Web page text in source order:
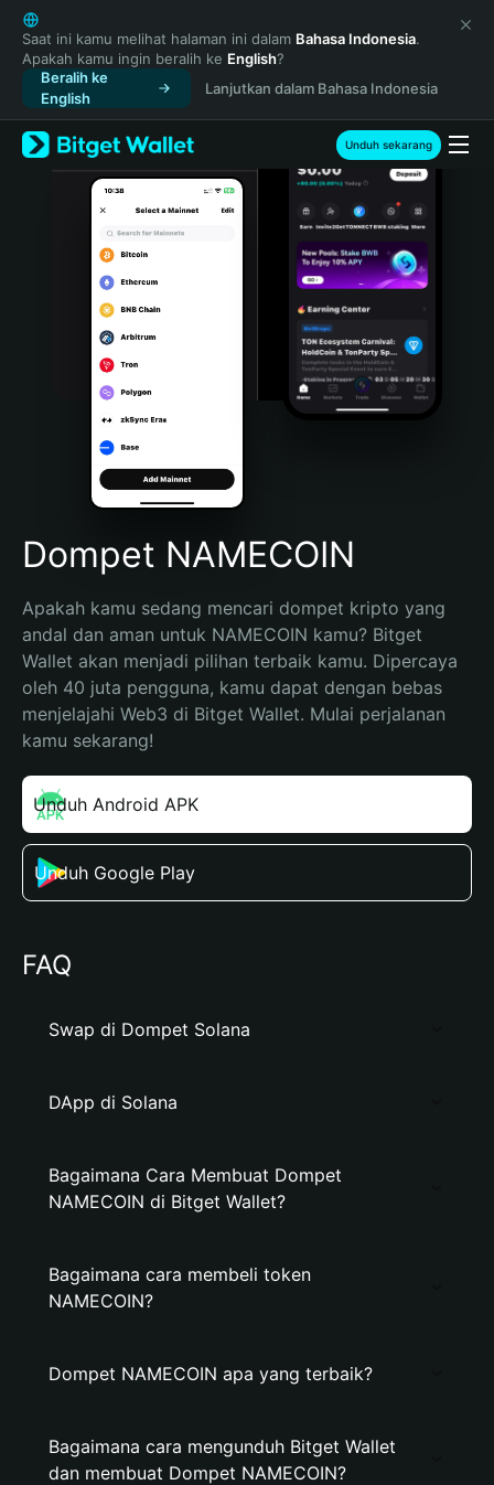
English
日本語
Tiếng Việt
Русский
Español (Latinoamérica)
Türkçe
Italiano
Português (Portugal)
Bahasa Indonesia
Português (Brasil)
Español (Argentina)
Saat ini kamu melihat halaman ini dalam Bahasa Indonesia.
Apakah kamu ingin beralih ke English?
Beralih ke
English
Lanjutkan dalam Bahasa Indonesia
Unduh sekarang
Dompet NAMECOIN
Apakah kamu sedang mencari dompet kripto yang
andal dan aman untuk NAMECOIN kamu? Bitget
Wallet akan menjadi pilihan terbaik kamu. Dipercaya
oleh 40 juta pengguna, kamu dapat dengan bebas
menjelajahi Web3 di Bitget Wallet. Mulai perjalanan
kamu sekarang!
Unduh Android APK
Unduh Google Play
FAQ
Swap di Dompet Solana
DApp di Solana
Bagaimana Cara Membuat Dompet
NAMECOIN di Bitget Wallet?
Bagaimana cara membeli token
NAMECOIN?
Dompet NAMECOIN apa yang terbaik?
Bagaimana cara mengunduh Bitget Wallet
dan membuat Dompet NAMECOIN?